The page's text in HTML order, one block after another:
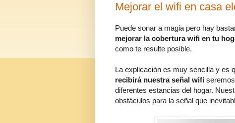
Mejorar el wifi en casa
Puede sonar a magia pero hay
mejorar la cobertura wifi en tu
como te resulte posible.
La explicación es muy sencilla y es
recibirá nuestra señal wifi
diferentes estancias del hogar.
obstáculos para la señal que